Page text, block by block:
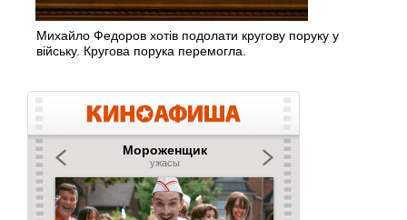
Михайло Федоров хотів подолати кругову поруку у
війську. Кругова порука перемогла.